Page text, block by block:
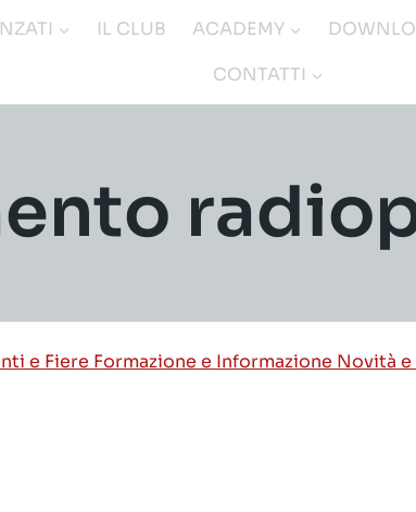
IL CLUB ACADEMY
CONTATTI
e Fiere Formazione e Informazione Novità